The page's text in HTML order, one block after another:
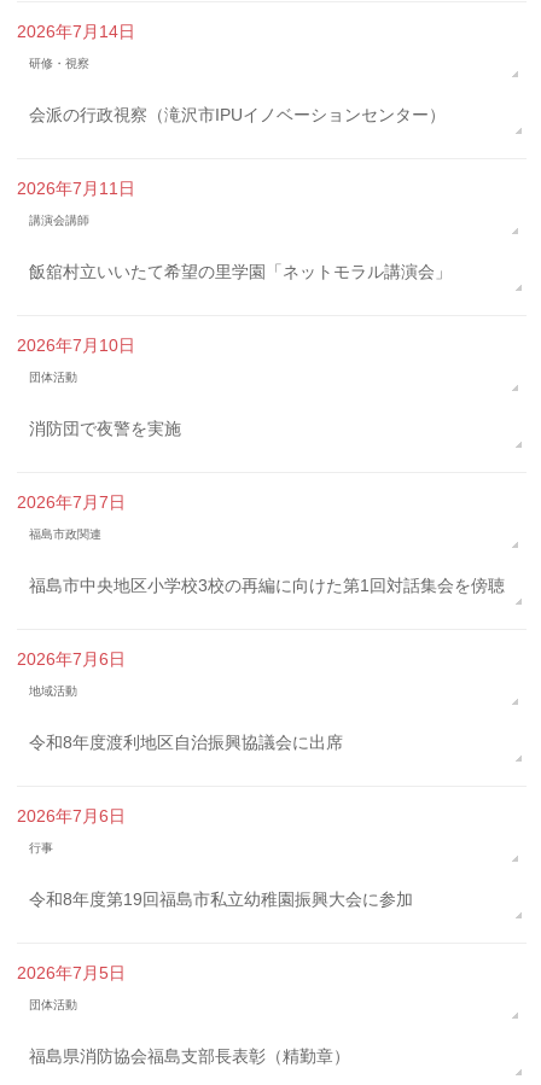
2026年7月14日
研修・視察
会派の行政視察（滝沢市IPUイノベーションセンター）
2026年7月11日
講演会講師
飯舘村立いいたて希望の里学園「ネットモラル講演会」
2026年7月10日
団体活動
消防団で夜警を実施
2026年7月7日
福島市政関連
福島市中央地区小学校3校の再編に向けた第1回対話集会を傍聴
2026年7月6日
地域活動
令和8年度渡利地区自治振興協議会に出席
2026年7月6日
行事
令和8年度第19回福島市私立幼稚園振興大会に参加
2026年7月5日
団体活動
福島県消防協会福島支部長表彰（精勤章）